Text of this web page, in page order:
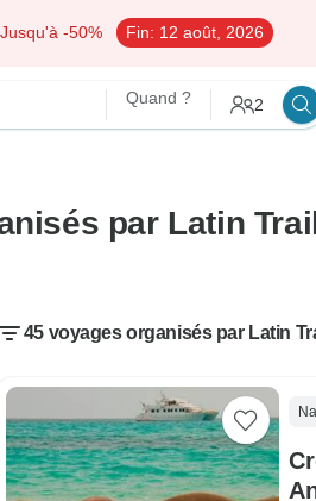
Jusqu'à -50% Fin: 12 août, 2026
Quand ? 2
par Latin
45 voyages organisés par Latin